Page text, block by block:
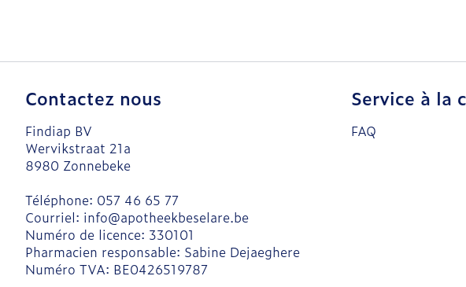
Contactez nous
Findiap BV
Wervikstraat 21a
8980 Zonnebeke
Téléphone: 057 46 65 77
Courriel: info@apotheekbeselare.be
Numéro de licence: 330101
Pharmacien responsable: Sabine Dejaeghere
Numéro TVA: BE0426519787
Service à la
FAQ